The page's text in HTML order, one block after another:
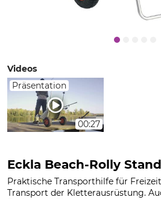
Videos
Präsentation
00:27
Eckla Beach-Rolly
Praktische Transporthilfe für
Transport der Kletterausrüstung.